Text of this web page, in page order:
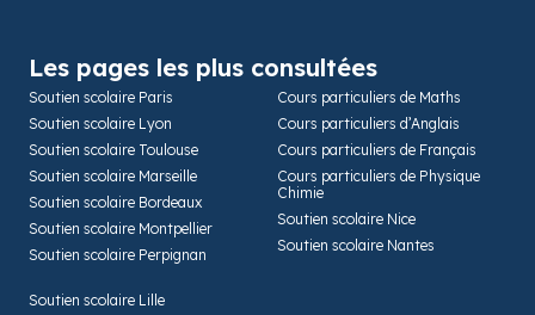
Les pages les plus consultées
Soutien scolaire Paris
Soutien scolaire Lyon
Soutien scolaire Toulouse
Soutien scolaire Marseille
Soutien scolaire Bordeaux
Soutien scolaire Montpellier
Soutien scolaire Perpignan
Cours particuliers de Maths
Cours particuliers d’Anglais
Cours particuliers de Français
Cours particuliers de Physique
Chimie
Soutien scolaire Nice
Soutien scolaire Nantes
Soutien scolaire Lille